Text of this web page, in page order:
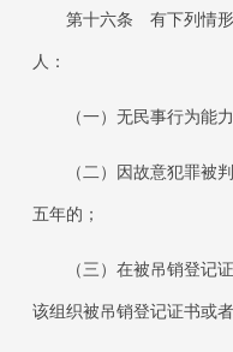
第十六条 有下列情
人：
（一）无民事行为能
（二）因故意犯罪被
五年的；
（三）在被吊销登记
该组织被吊销登记证书或